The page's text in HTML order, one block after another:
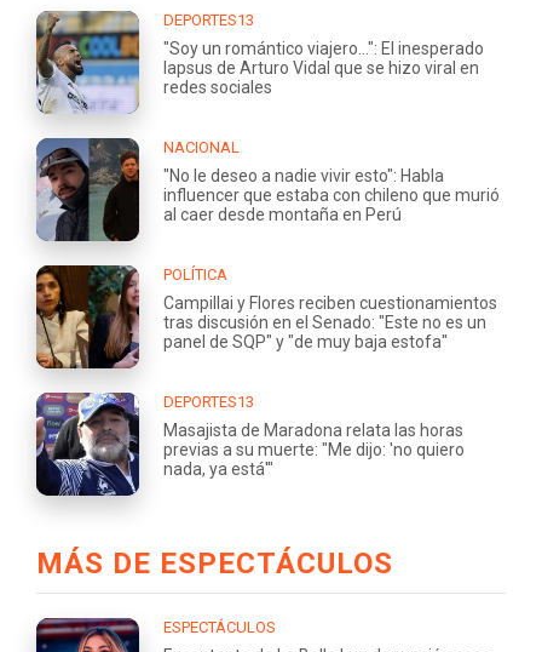
DEPORTES13
"Soy un romántico viajero...": El inesperado
lapsus de Arturo Vidal que se hizo viral en
redes sociales
NACIONAL
"No le deseo a nadie vivir esto": Habla
influencer que estaba con chileno que murió
al caer desde montaña en Perú
POLÍTICA
Campillai y Flores reciben cuestionamientos
tras discusión en el Senado: "Este no es un
panel de SQP" y "de muy baja estofa"
DEPORTES13
Masajista de Maradona relata las horas
previas a su muerte: "Me dijo: 'no quiero
nada, ya está'"
MÁS DE ESPECTÁCULOS
ESPECTÁCULOS